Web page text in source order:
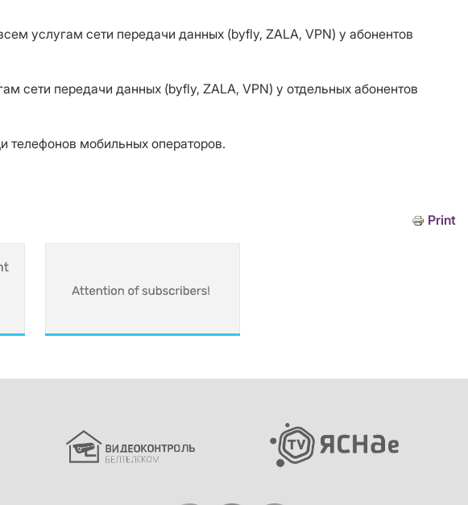
услугам сети передачи данных (byfly, ZALA, VPN) у абонентов
сети передачи данных (byfly, ZALA, VPN) у отдельных абонентов
телефонов мобильных операторов.
Print